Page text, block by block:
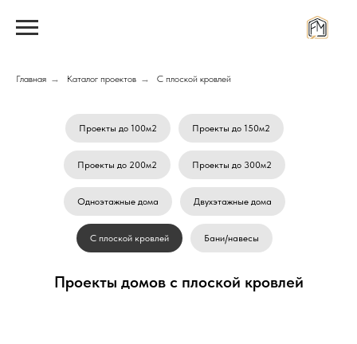
Главная → Каталог проектов → С плоской кровлей
Проекты до 100м2 Проекты до 150м2
Проекты до 200м2 Проекты до 300м2
Одноэтажные дома Двухэтажные дома
С плоской кровлей Бани/навесы
Проекты домов с плоской кровлей